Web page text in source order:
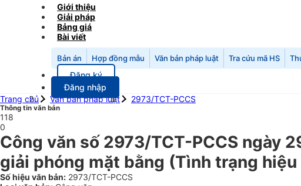
Giới thiệu
Giải pháp
Bảng giá
Bài viết
Bản án Hợp đồng mẫu Văn bản pháp luật Tra cứu mã HS
Đăng ký
Đăng nhập
Trang chủ
Văn bản pháp luật 2973/TCT-PCCS
Thông tin văn bản
118
0
Công văn số 2973/TCT-PCCS ngày
giải phóng mặt bằng (Tình trạng
Số hiệu văn bản: 2973/TCT-PCCS